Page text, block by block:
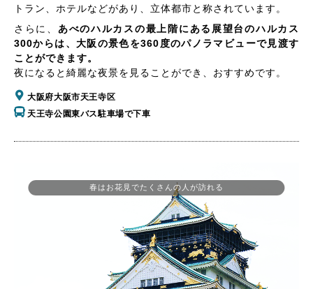
トラン、ホテルなどがあり、立体都市と称されています。
さらに、 あべのハルカスの最上階にある展望台のハルカス
300からは、大阪の景色を360度のパノラマビューで見渡す
ことができます。
夜になると綺麗な夜景を見ることができ、おすすめです。
大阪府大阪市天王寺区
天王寺公園東バス駐車場で下車
春はお花見でたくさんの人が訪れる